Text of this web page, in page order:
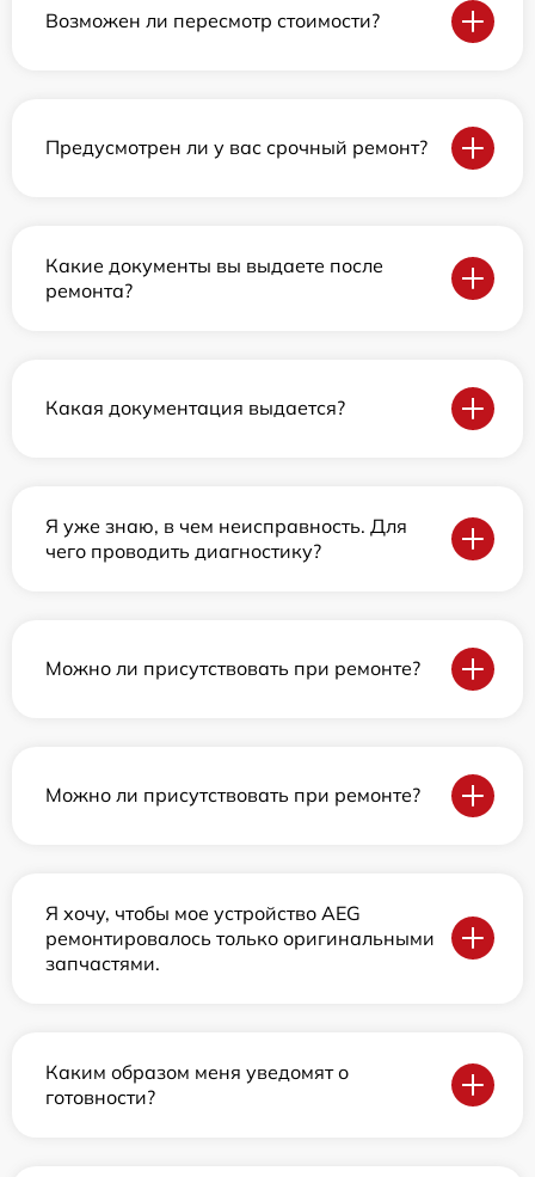
Возможен ли пересмотр стоимости?
Предусмотрен ли у вас срочный ремонт?
Какие документы вы выдаете после
ремонта?
Какая документация выдается?
Я уже знаю, в чем неисправность. Для
чего проводить диагностику?
Можно ли присутствовать при ремонте?
Можно ли присутствовать при ремонте?
Я хочу, чтобы мое устройство AEG
ремонтировалось только оригинальными
запчастями.
Каким образом меня уведомят о
готовности?